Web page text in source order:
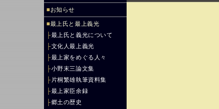
■お知らせ
■最上氏と最上義光
├最上氏と義光について
├文化人最上義光
├最上家をめぐる人々
├小野末三論文集
├ 片桐繁雄執筆資料集
├最上家臣余録
├郷土の歴史